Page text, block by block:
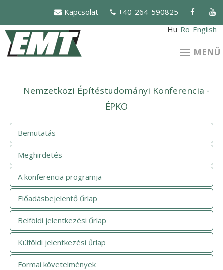
tartalomra
Kapcsolat
+40-264-590825
Hu Ro English
MENÜ
Nemzetközi Építéstudományi Konferencia -
ÉPKO
Bemutatás
Meghirdetés
A konferencia programja
Előadásbejelentő űrlap
Belföldi jelentkezési űrlap
Külföldi jelentkezési űrlap
Formai követelmények